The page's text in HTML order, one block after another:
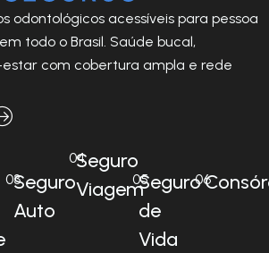
odontológicos acessíveis para pessoa
todo o Brasil. Saúde bucal,
com cobertura ampla e rede
03Seguro
Auto
04Seguro
Viagem
05Seguro
de
Vida
06